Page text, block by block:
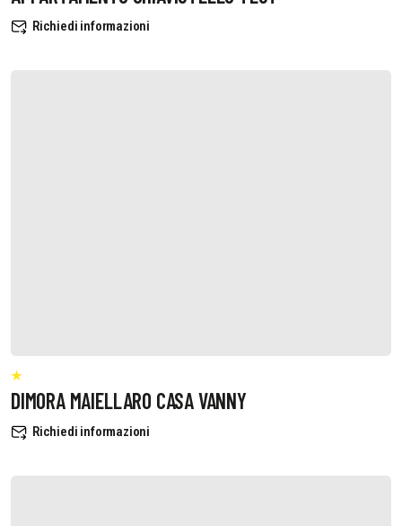
Richiedi informazioni
DIMORA MAIELLARO CASA VANNY
Richiedi informazioni